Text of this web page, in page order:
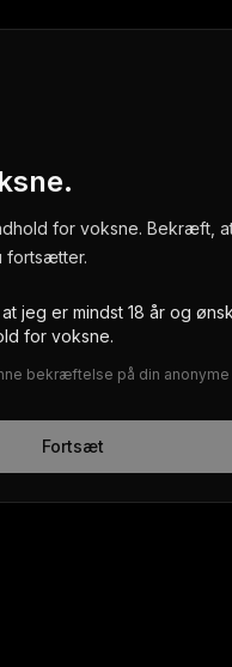
for voksne. Bekræft,
fortsætter.
jeg er mindst 18 år og
for voksne.
bekræftelse på din anonyme
Fortsæt